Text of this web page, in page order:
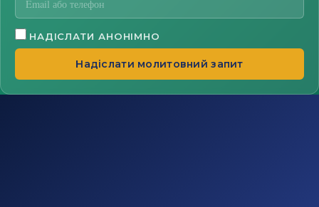
НАДІСЛАТИ АНОНІМНО
Надіслати молитовний запит